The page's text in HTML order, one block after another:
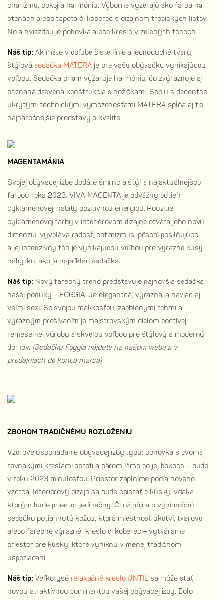
charizmu, pokoj a harmóniu. Výborne vyzerajú ako farba na
stenách alebo tapeta či koberec s dizajnom tropických listov.
No a hviezdou je pohovka alebo kreslo v zelených tónoch.
Náš tip: Ak máte v obľube čisté línie a jednoduché tvary,
štýlová sedačka MATERA je pre vašu obývačku vynikajúcou
voľbou. Sedačka priam vyžaruje harmóniu, čo zvýrazňuje aj
priznaná drevená konštrukcia s nožičkami. Spolu s decentne
ukrytými technickými vymoženosťami MATERA spĺňa aj tie
najnáročnejšie predstavy o kvalite.
MAGENTAMÁNIA
Svojej obývacej izbe dodáte šmrnc a štýl s najaktuálnejšou
farbou roka 2023. VIVA MAGENTA je odvážny odtieň
cyklámenovej, nabitý pozitívnou energiou. Použitie
cyklámenovej farby v interiérovom dizajne otvára jeho novú
dimenziu, vyvoláva radosť, optimizmus, pôsobí posilňujúco
a jej intenzívny tón je vynikajúcou voľbou pre výrazné kusy
nábytku, ako je napríklad sedačka.
Náš tip: Nový farebný trend predstavuje najnovšia sedačka
našej ponuky – FOGGIA. Je elegantná, výrazná, a naviac aj
veľmi sexi. So svojou mäkkosťou, zaoblenými rohmi a
výrazným prešívaním je majstrovským dielom poctivej
remeselnej výroby a skvelou voľbou pre štýlový a moderný
domov. (Sedačku Foggia nájdete na našom webe a v
predajniach do konca marca)
ZBOHOM TRADIČNÉMU ROZLOŽENIU
Vzorové usporiadanie obývacej izby typu: pohovka s dvoma
rovnakými kreslami oproti a párom lámp po jej bokoch – bude
v roku 2023 minulosťou. Priestor zaplníme podľa nového
vzorca. Interiérový dizajn sa bude opierať o kúsky, vďaka
ktorým bude priestor jedinečný. Či už pôjde o výnimočnú
sedačku potiahnutú kožou, ktorá miestnosť ukotví, tvarovo
alebo farebne výrazné kreslo či koberec – vytvárame
priestor pre kúsky, ktoré vyniknú v menej tradičnom
usporiadaní.
Náš tip: Veľkorysé relaxačné kreslo UNTIL sa môže stať
novou atraktívnou dominantou vašej obývacej izby. Bolo